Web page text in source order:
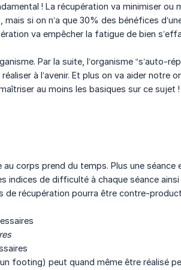
! La récupération va minimiser ou
mais si on n’a que 30% des bénéfices
va empêcher la fatigue de bien
Par la suite, l’organisme “s’auto-
à l’avenir. Et plus on va aider notre
au moins les basiques sur ce sujet !
corps prend du temps. Plus une
indices de difficulté à chaque séance
de récupération pourra être contre-
footing) peut quand même être réalisé